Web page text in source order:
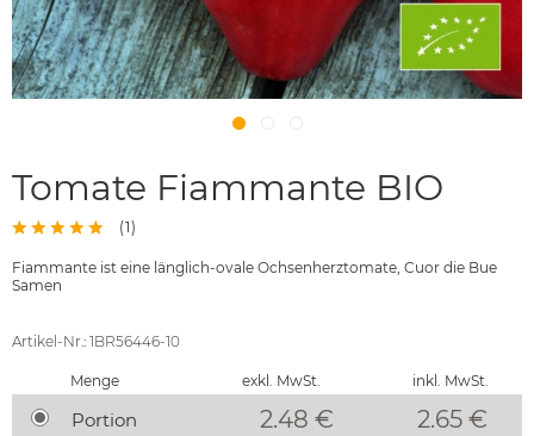
Tomate Fiammante BIO
(1)
Fiammante ist eine länglich-ovale Ochsenherztomate, Cuor die Bue
Samen
Artikel-Nr.: 1BR56446-10
Menge exkl. MwSt. inkl. MwSt.
Portion 2.48 € 2.65 €